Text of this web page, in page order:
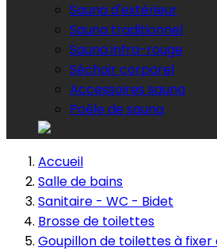
Sauna d'extérieur
Sauna traditionnel
Sauna infra-rouge
Séchoir corporel
Accessoires sauna
Poêle de sauna
Accueil
Salle de bains
Sanitaire - WC - Bidet
Brosse de toilettes
Goupillon de toilettes à fixer